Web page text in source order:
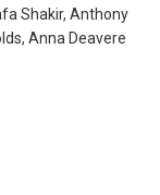
Shakir, Anthony
Anna Deavere